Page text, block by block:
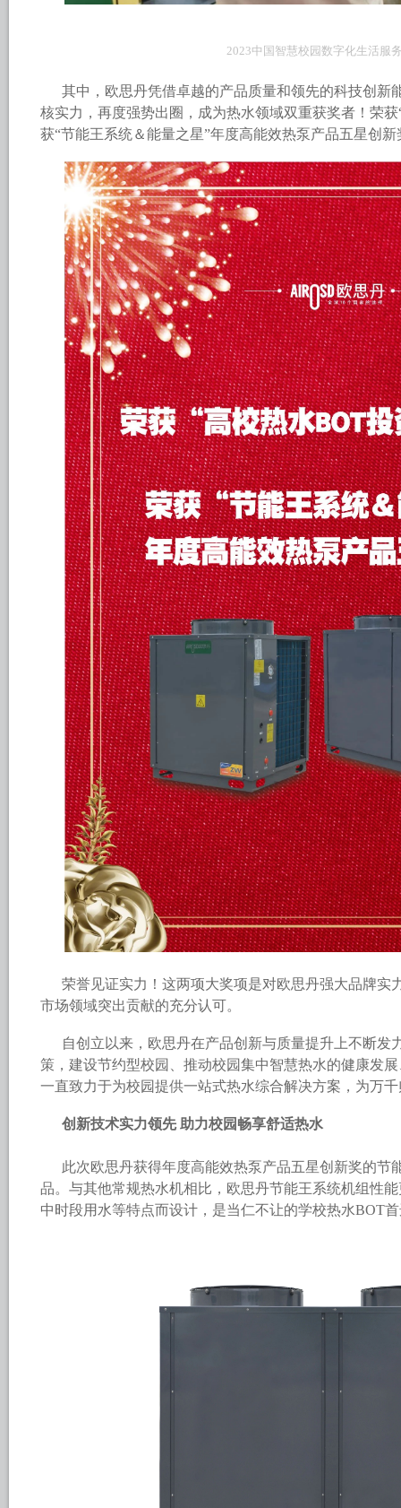
2023中国智慧校园数字化生活服
其中，欧思丹凭借卓越的产品质量和领先的科技创新
核实力，再度强势出圈，成为热水领域双重获奖者！荣
获“节能王系统＆能量之星”年度高能效热泵产品五星创新
荣誉见证实力！这两项大奖项是对欧思丹强大品牌实
市场领域突出贡献的充分认可。
自创立以来，欧思丹在产品创新与质量提升上不断发
策，建设节约型校园、推动校园集中智慧热水的健康发
一直致力于为校园提供一站式热水综合解决方案，为万
创新技术实力领先 助力校园畅享舒适热水
此次欧思丹获得年度高能效热泵产品五星创新奖的节
品。与其他常规热水机相比，欧思丹节能王系统机组性
中时段用水等特点而设计，是当仁不让的学校热水BOT